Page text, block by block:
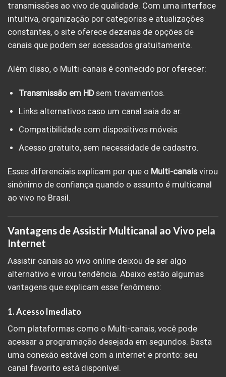
transmissões ao vivo de qualidade. Com uma interface
intuitiva, organização por categorias e atualizações
constantes, o site oferece dezenas de opções de
canais que podem ser acessados gratuitamente.
Além disso, o Multi-canais é conhecido por oferecer:
Transmissão em HDsem travamentos.
Links alternativos caso um canal saia do ar.
Compatibilidade com dispositivos móveis.
Acesso gratuito, sem necessidade de cadastro.
Esses diferenciais explicam por que o Multi-canaisvirou
sinônimo de confiança quando o assunto é multicanal
ao vivo no Brasil.
Vantagens de Assistir Multicanal ao Vivo pela
Internet
Assistir canais ao vivo online deixou de ser algo
alternativo e virou tendência. Abaixo estão algumas
vantagens que explicam esse fenômeno:
1. Acesso Imediato
Com plataformas como o Multi-canais, você pode
acessar a programação desejada em segundos. Basta
uma conexão estável com a internet e pronto: seu
canal favorito está disponível.